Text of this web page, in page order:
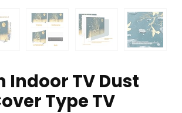
Indoor TV Dust
Type TV